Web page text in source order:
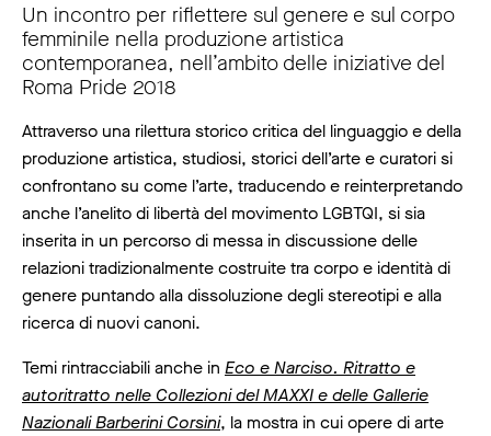
Un incontro per riflettere sul genere e sul corpo
femminile nella produzione artistica
contemporanea, nell’ambito delle iniziative del
Roma Pride 2018
Attraverso una rilettura storico critica del linguaggio e della
produzione artistica, studiosi, storici dell’arte e curatori si
confrontano su come l’arte, traducendo e reinterpretando
anche l’anelito di libertà del movimento LGBTQI, si sia
inserita in un percorso di messa in discussione delle
relazioni tradizionalmente costruite tra corpo e identità di
genere puntando alla dissoluzione degli stereotipi e alla
ricerca di nuovi canoni.
Temi rintracciabili anche in Eco e Narciso. Ritratto e
autoritratto nelle Collezioni del MAXXI e delle Gallerie
Nazionali Barberini Corsini, la mostra in cui opere di arte